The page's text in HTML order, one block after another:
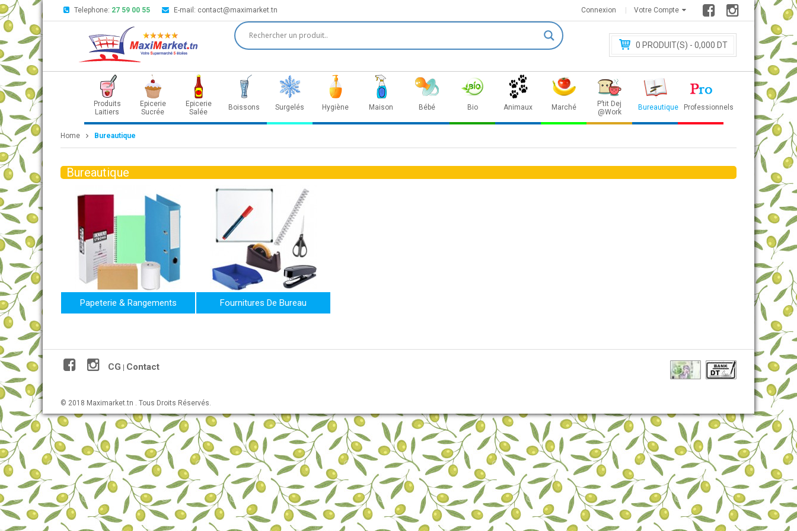
Telephone: 27 59 00 55 E-mail: contact@maximarket.tn Votre Compte
Connexion
0 PRODUIT(S) - 0,000 DT
Produits
Laitiers
Epicerie
Sucrée
Epicerie
Salée
Boissons Surgelés Hygiène Maison Bébé Bio Animaux Marché
P’tit Dej
@Work
Bureautique Professionnels
Home Bureautique
Bureautique
Papeterie & Rangements Fournitures De Bureau
CG Contact
© 2018 Maximarket.tn . Tous Droits Réservés.